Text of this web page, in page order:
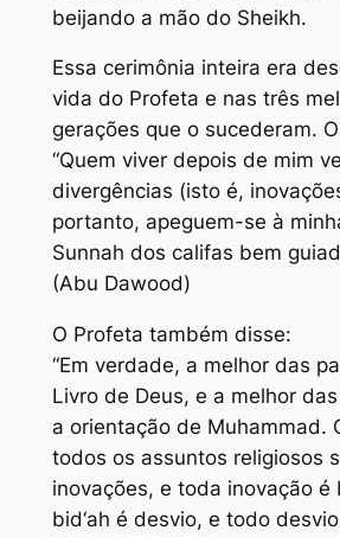
beijando a mão do Sheikh.
Essa cerimônia inteira era
vida do Profeta e nas três
gerações que o sucederam.
“Quem viver depois de mim
divergências (isto é,
portanto, apeguem-se à
Sunnah dos califas bem
(Abu Dawood)
O Profeta também disse:
“Em verdade, a melhor das
Livro de Deus, e a melhor
a orientação de Muhammad.
todos os assuntos religiosos
inovações, e toda inovação é
bid‘ah é desvio, e todo